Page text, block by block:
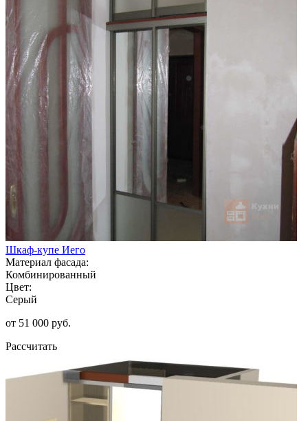
Шкаф-купе Иего
Материал фасада:
Комбинированный
Цвет:
Серый
от 51 000 руб.
Рассчитать